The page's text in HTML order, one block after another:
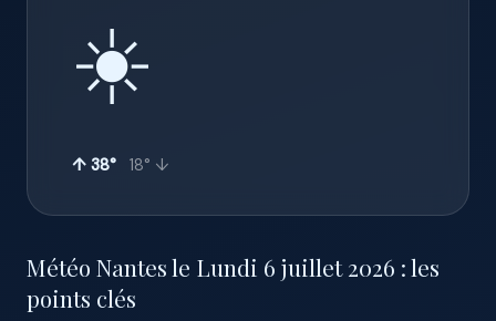
☀️
↑ 38° 18° ↓
Météo Nantes le Lundi 6 juillet 2026 : les
points clés